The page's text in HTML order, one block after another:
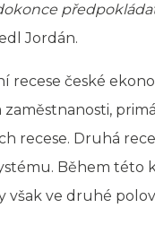
Jordán.
recese české
recese. Druhá
Během této
však ve druhé